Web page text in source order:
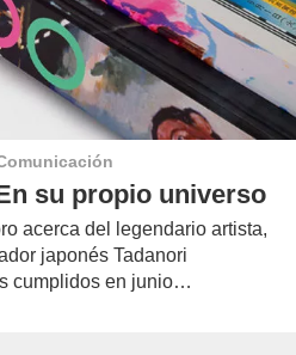
su propio universo
acerca del legendario artista,
japonés Tadanori
cumplidos en junio…